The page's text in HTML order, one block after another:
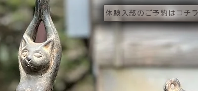
体験入部のご予約はコチラ